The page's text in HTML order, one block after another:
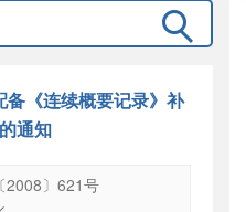
《连续概要记录》补
通知
2008〕621号